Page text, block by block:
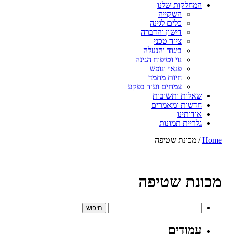
המחלקות שלנו
השקייה
כלים לגינה
דישון והדברה
ציוד טכני
ביגוד והנעלה
נוי וטיפוח הגינה
פנאי ונופש
חיות מחמד
צמחים ועוד בפקע
שאלות ותשובות
חדשות ומאמרים
אודותינו
גלריית תמונות
Home/ מכונת שטיפה
מכונת שטיפה
עמודים